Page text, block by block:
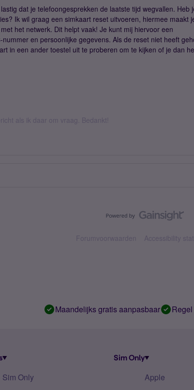
dat je telefoongesprekken de laatste tijd wegvallen. Heb
Ik wil graag een simkaart reset uitvoeren, hiermee maakt
het netwerk. Dit helpt vaak! Je kunt mij hiervoor een
en persoonlijke gegevens. Als de reset niet heeft
in een ander toestel uit te proberen om te kijken of je dan
als ik daar om vraag. Bedankt!
Forumvoorwaarden Accessibility
Maandelijks gratis aanpasbaar
Sim Only
Sim Only
Apple